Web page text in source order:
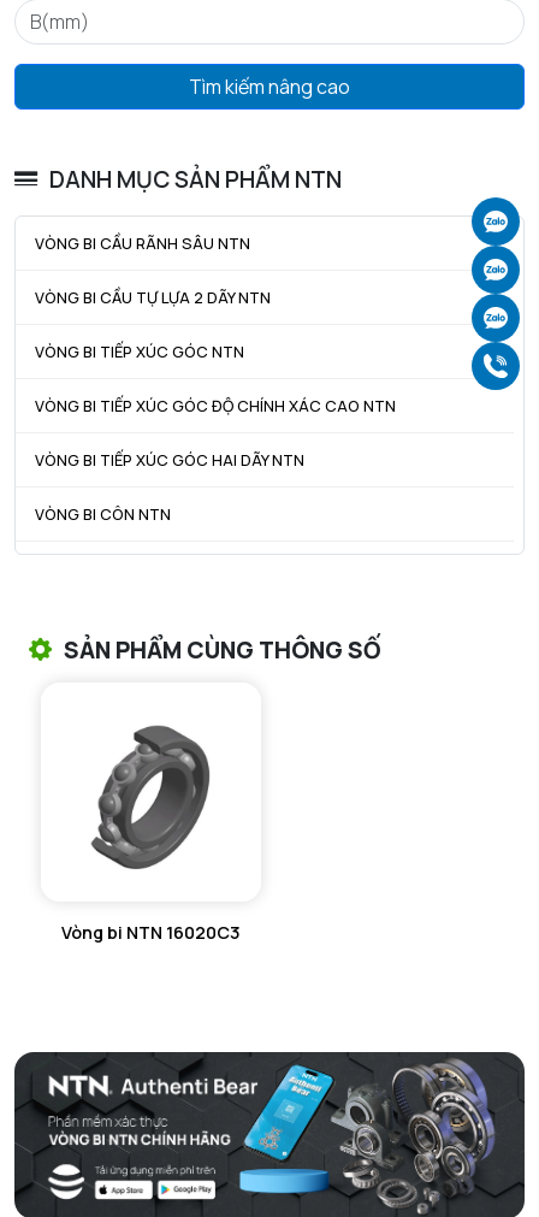
Tìm kiếm nâng cao
DANH MỤC SẢN PHẨM NTN
VÒNG BI CẦU RÃNH SÂU NTN
VÒNG BI CẦU TỰ LỰA 2 DÃY NTN
VÒNG BI TIẾP XÚC GÓC NTN
VÒNG BI TIẾP XÚC GÓC ĐỘ CHÍNH XÁC CAO NTN
VÒNG BI TIẾP XÚC GÓC HAI DÃY NTN
VÒNG BI CÔN NTN
VÒNG BI KIM NTN
VÒNG BI CHẶN TRỤC NTN
VÒNG BI LĂN TRỤ ĐẨY NTN
GỐI ĐỠ 2 NỬA NTN
MÁY GIA NHIỆT NTN
ra max - Bán kính góc lượn tối đa trục & vỏ
SẢN PHẨM CÙNG THÔNG SỐ
Vòng bi NTN 16020C3